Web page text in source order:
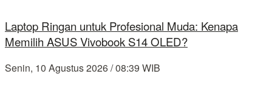
Laptop Ringan untuk Profesional Muda: Kenapa
Memilih ASUS Vivobook S14 OLED?
Senin, 10 Agustus 2026 / 08:39 WIB